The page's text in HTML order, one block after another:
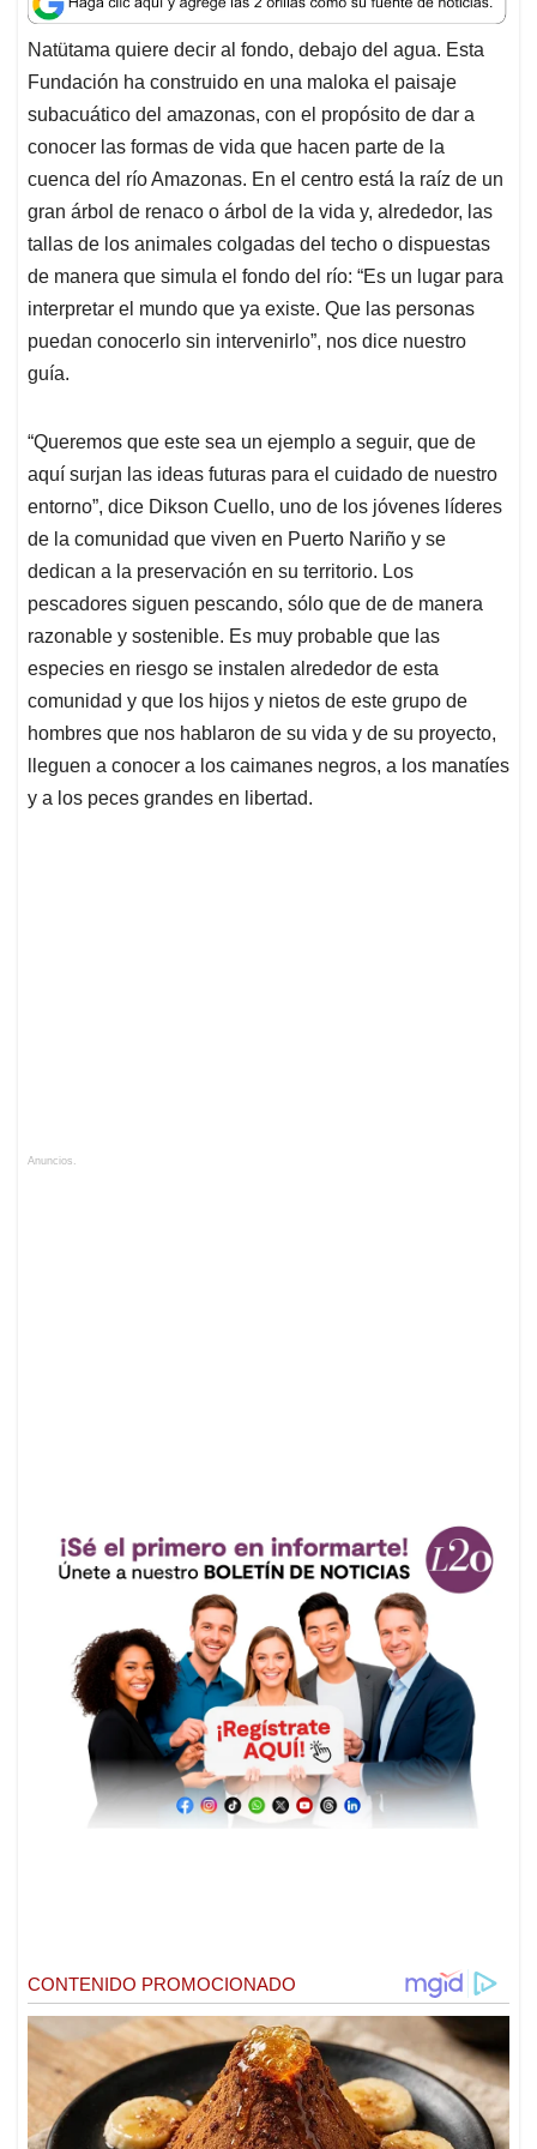
t
s
A
p
p
e
b
o
o
k
k
e
d
I
n
i
l
e
a
d
s
Natütama quiere decir al fondo, debajo del agua. Esta
Fundación ha construido en una maloka el paisaje
subacuático del amazonas, con el propósito de dar a
conocer las formas de vida que hacen parte de la
cuenca del río Amazonas. En el centro está la raíz de un
gran árbol de renaco o árbol de la vida y, alrededor, las
tallas de los animales colgadas del techo o dispuestas
de manera que simula el fondo del río: “Es un lugar para
interpretar el mundo que ya existe. Que las personas
puedan conocerlo sin intervenirlo”, nos dice nuestro
guía.
“Queremos que este sea un ejemplo a seguir, que de
aquí surjan las ideas futuras para el cuidado de nuestro
entorno”, dice Dikson Cuello, uno de los jóvenes líderes
de la comunidad que viven en Puerto Nariño y se
dedican a la preservación en su territorio. Los
pescadores siguen pescando, sólo que de de manera
razonable y sostenible. Es muy probable que las
especies en riesgo se instalen alrededor de esta
comunidad y que los hijos y nietos de este grupo de
hombres que nos hablaron de su vida y de su proyecto,
lleguen a conocer a los caimanes negros, a los manatíes
y a los peces grandes en libertad.
Anuncios.